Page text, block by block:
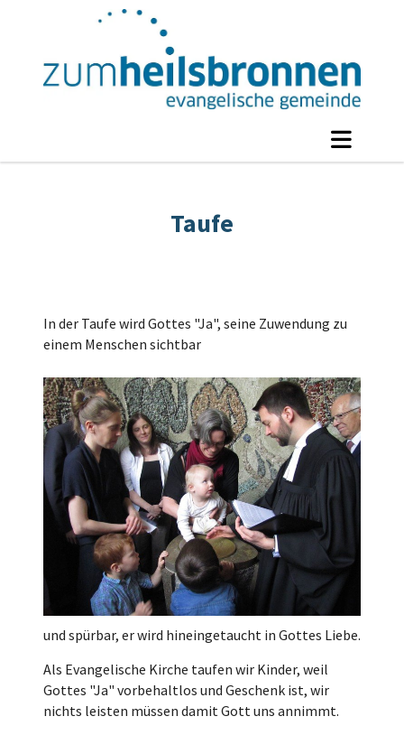
Taufe
In der Taufe wird Gottes "Ja", seine Zuwendung zu
einem Menschen sichtbar
und spürbar, er wird hineingetaucht in Gottes Liebe.
Als Evangelische Kirche taufen wir Kinder, weil
Gottes "Ja" vorbehaltlos und Geschenk ist, wir
nichts leisten müssen damit Gott uns annimmt.